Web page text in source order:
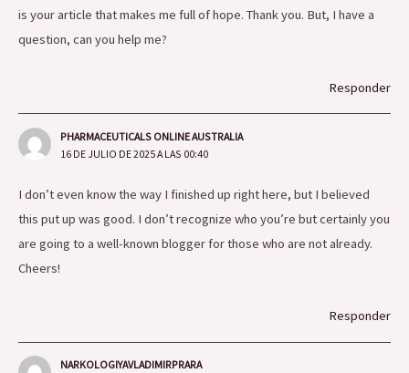
is your article that makes me full of hope. Thank you. But, I have a
question, can you help me?
Responder
PHARMACEUTICALS ONLINE AUSTRALIA
16 DE JULIO DE 2025 A LAS 00:40
I don’t even know the way I finished up right here, but I believed
this put up was good. I don’t recognize who you’re but certainly you
are going to a well-known blogger for those who are not already.
Cheers!
Responder
NARKOLOGIYAVLADIMIRPRARA